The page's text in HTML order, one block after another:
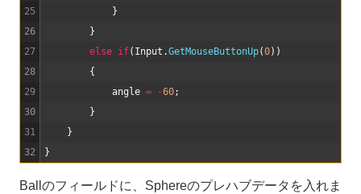
25
26
27
28
29
30
31
32
}
}
else if( Input .GetMouseButtonUp(0) )
{
angle = -60;
}
}
}
Ballのフィールドに、Sphereのプレハブデータを入れま